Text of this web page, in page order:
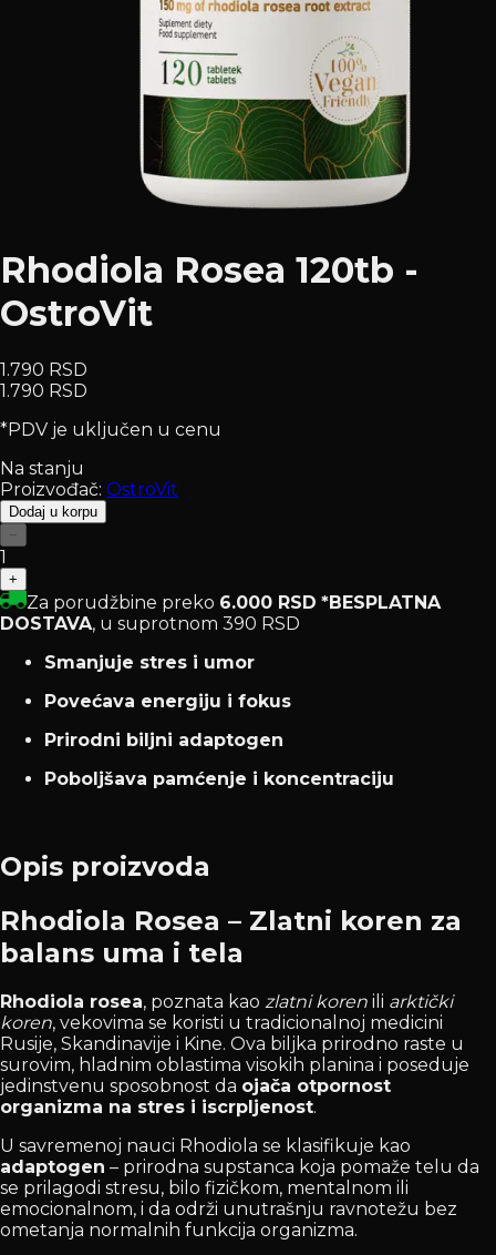
Rhodiola Rosea 120tb -
OstroVit
1.790 RSD
1.790 RSD
*PDV je uključen u cenu
Na stanju
Proizvođač: OstroVit
Dodaj u korpu
−
1
+
Za porudžbine preko 6.000 RSD *BESPLATNA
DOSTAVA, u suprotnom 390 RSD
Smanjuje stres i umor
Povećava energiju i fokus
Prirodni biljni adaptogen
Poboljšava pamćenje i koncentraciju
Opis proizvoda
Rhodiola Rosea – Zlatni koren za
balans uma i tela
Rhodiola rosea, poznata kao zlatni koren ili arktički
koren, vekovima se koristi u tradicionalnoj medicini
Rusije, Skandinavije i Kine. Ova biljka prirodno raste u
surovim, hladnim oblastima visokih planina i poseduje
jedinstvenu sposobnost da ojača otpornost
organizma na stres i iscrpljenost.
U savremenoj nauci Rhodiola se klasifikuje kao
adaptogen – prirodna supstanca koja pomaže telu da
se prilagodi stresu, bilo fizičkom, mentalnom ili
emocionalnom, i da održi unutrašnju ravnotežu bez
ometanja normalnih funkcija organizma.